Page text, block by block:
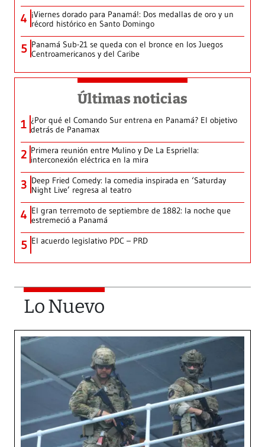
4 ¡Viernes dorado para Panamá!: Dos medallas de oro y un
récord histórico en Santo Domingo
5 Panamá Sub-21 se queda con el bronce en los Juegos
Centroamericanos y del Caribe
Últimas noticias
1 ¿Por qué el Comando Sur entrena en Panamá? El objetivo
detrás de Panamax
2 Primera reunión entre Mulino y De La Espriella:
interconexión eléctrica en la mira
3 Deep Fried Comedy: la comedia inspirada en ‘Saturday
Night Live’ regresa al teatro
4 El gran terremoto de septiembre de 1882: la noche que
estremeció a Panamá
5 El acuerdo legislativo PDC – PRD
Lo Nuevo